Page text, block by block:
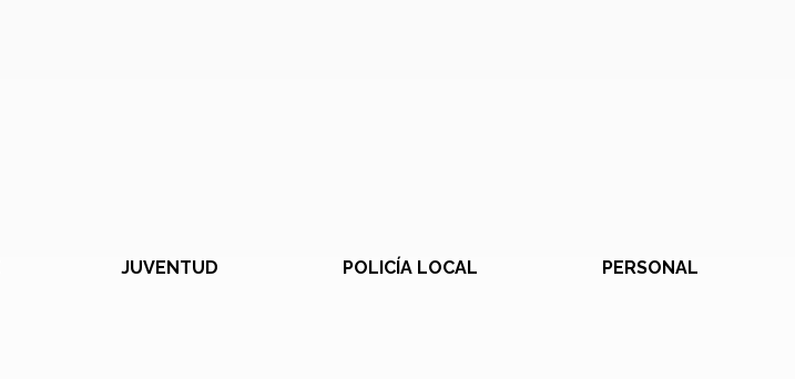
JUVENTUD POLICÍA LOCAL PERSONAL